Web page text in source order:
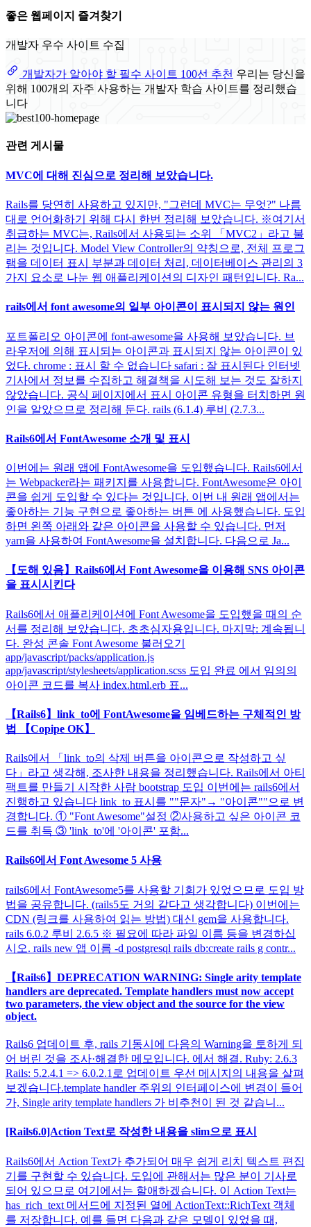
좋은 웹페이지 즐겨찾기
개발자 우수 사이트 수집
개발자가 알아야 할 필수 사이트 100선 추천 우리는 당신을
위해 100개의 자주 사용하는 개발자 학습 사이트를 정리했습
니다
관련 게시물
MVC에 대해 진심으로 정리해 보았습니다.
Rails를 당연히 사용하고 있지만, "그런데 MVC는 무엇?" 나름
대로 언어화하기 위해 다시 한번 정리해 보았습니다. ※여기서
취급하는 MVC는, Rails에서 사용되는 소위 「MVC2」라고 불
리는 것입니다. Model View Controller의 약칭으로, 전체 프로그
램을 데이터 표시 부분과 데이터 처리, 데이터베이스 관리의 3
가지 요소로 나눈 웹 애플리케이션의 디자인 패턴입니다. Ra...
rails에서 font awesome의 일부 아이콘이 표시되지 않는 원인
포트폴리오 아이콘에 font-awesome을 사용해 보았습니다. 브
라우저에 의해 표시되는 아이콘과 표시되지 않는 아이콘이 있
었다. chrome : 표시 할 수 없습니다 safari : 잘 표시된다 인터넷
기사에서 정보를 수집하고 해결책을 시도해 보는 것도 잘하지
않았습니다. 공식 페이지에서 표시 아이콘 유형을 터치하면 원
인을 알았으므로 정리해 둔다. rails (6.1.4) 루비 (2.7.3...
Rails6에서 FontAwesome 소개 및 표시
이번에는 원래 앱에 FontAwesome을 도입했습니다. Rails6에서
는 Webpacker라는 패키지를 사용합니다. FontAwesome은 아이
콘을 쉽게 도입할 수 있다는 것입니다. 이번 내 원래 앱에서는
좋아하는 기능 구현으로 좋아하는 버튼 에 사용했습니다. 도입
하면 왼쪽 아래와 같은 아이콘을 사용할 수 있습니다. 먼저
yarn을 사용하여 FontAwesome을 설치합니다. 다음으로 Ja...
【도해 있음】Rails6에서 Font Awesome을 이용해 SNS 아이콘
을 표시시킨다
Rails6에서 애플리케이션에 Font Awesome을 도입했을 때의 순
서를 정리해 보았습니다. 초초심자용입니다. 마지막: 계속됩니
다. 완성 콘솔 Font Awesome 불러오기
app/javascript/packs/application.js
app/javascript/stylesheets/application.scss 도입 완료 에서 임의의
아이콘 코드를 복사 index.html.erb 표...
【Rails6】link_to에 FontAwesome을 임베드하는 구체적인 방
법 【Copipe OK】
Rails에서 「link_to의 삭제 버튼을 아이콘으로 작성하고 싶
다」라고 생각해, 조사한 내용을 정리했습니다. Rails에서 아티
팩트를 만들기 시작한 사람 bootstrap 도입 이번에는 rails6에서
진행하고 있습니다 link_to 표시를 ""문자"→ "아이콘""으로 변
경합니다. ① "Font Awesome"설정 ②사용하고 싶은 아이콘 코
드를 취득 ③ 'link_to'에 '아이콘' 포함...
Rails6에서 Font Awesome 5 사용
rails6에서 FontAwesome5를 사용할 기회가 있었으므로 도입 방
법을 공유합니다. (rails5도 거의 같다고 생각합니다) 이번에는
CDN (링크를 사용하여 읽는 방법) 대신 gem을 사용합니다.
rails 6.0.2 루비 2.6.5 ※ 필요에 따라 파일 이름 등을 변경하십
시오. rails new 앱 이름 -d postgresql rails db:create rails g contr...
【Rails6】DEPRECATION WARNING: Single arity template
handlers are deprecated. Template handlers must now accept
two parameters, the view object and the source for the view
object.
Rails6 업데이트 후, rails 기동시에 다음의 Warning을 토하게 되
어 버린 것을 조사·해결한 메모입니다. 에서 해결. Ruby: 2.6.3
Rails: 5.2.4.1 => 6.0.2.1로 업데이트 우선 메시지의 내용을 살펴
보겠습니다.template handler 주위의 인터페이스에 변경이 들어
가, Single arity template handlers 가 비추천이 된 것 같습니...
[Rails6.0]Action Text로 작성한 내용을 slim으로 표시
Rails6에서 Action Text가 추가되어 매우 쉽게 리치 텍스트 편집
기를 구현할 수 있습니다. 도입에 관해서는 많은 분이 기사로
되어 있으므로 여기에서는 할애하겠습니다. 이 Action Text는
has_rich_text 메서드에 지정된 열에 ActionText::RichText 객체
를 저장합니다. 예를 들면 다음과 같은 모델이 있었을 때,